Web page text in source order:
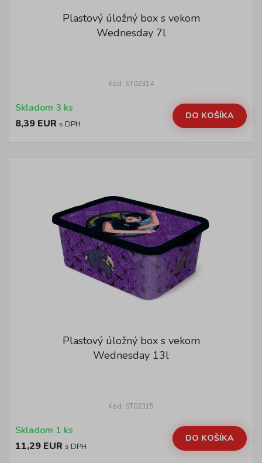
Plastový úložný box s vekom
Wednesday 7l
Kód: ST02314
Skladom 3 ks
8,39 EUR s DPH
DO KOŠÍKA
Plastový úložný box s vekom
Wednesday 13l
Kód: ST02315
Skladom 1 ks
11,29 EUR s DPH
DO KOŠÍKA